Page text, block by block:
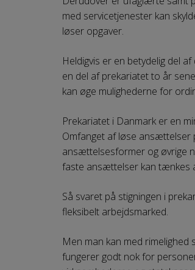
med servicetjenester kan
løser opgaver.
Heldigvis er en betydelig del
en del af prekariatet to år
kan øge mulighederne for
Prekariatet i Danmark er en
Omfanget af løse
ansættelsesformer og øvrige
faste ansættelser kan tænkes
Så svaret på stigningen i
fleksibelt arbejdsmarked.
Men man kan med rimelighed
fungerer godt nok for